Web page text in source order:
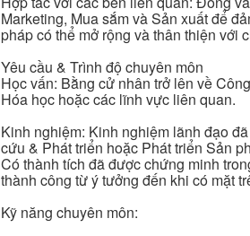
Marketing, Mua sắm và Sản xuất để
pháp có thể mở rộng và thân thiện với
Yêu cầu & Trình độ chuyên môn
Học vấn: Bằng cử nhân trở lên về
Hóa học hoặc các lĩnh vực liên quan.
Kinh nghiệm: Kinh nghiệm lãnh đạo
cứu & Phát triển hoặc Phát triển Sản
Có thành tích đã được chứng minh
thành công từ ý tưởng đến khi có mặt
Kỹ năng chuyên môn: